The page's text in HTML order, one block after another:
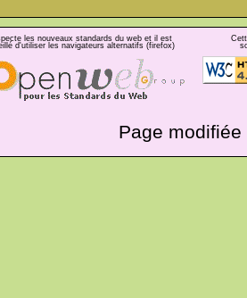
les nouveaux standards du web et il est
d'utiliser les navigateurs alternatifs (firefox)
Page